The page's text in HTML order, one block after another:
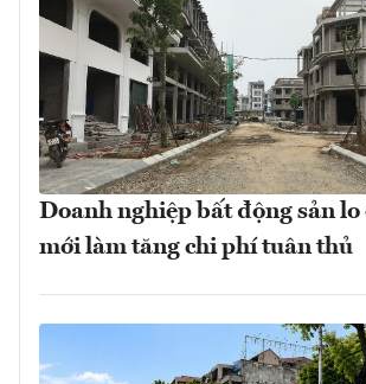
Doanh nghiệp bất động sản
mới làm tăng chi phí tuân thủ